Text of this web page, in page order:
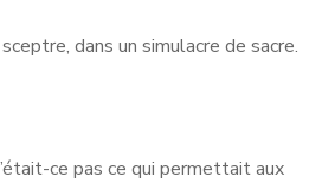
dans un simulacre de sacre.
ce pas ce qui permettait aux